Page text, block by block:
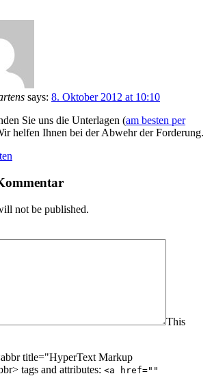
says: 8. Oktober 2012 at 10:10
Sie uns die Unterlagen (am besten per
helfen Ihnen bei der Abwehr der Forderung.
not be published.
This
title="HyperText Markup
tags and attributes: <a href=""